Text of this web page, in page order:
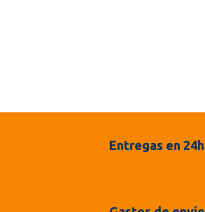
Entregas en 24h